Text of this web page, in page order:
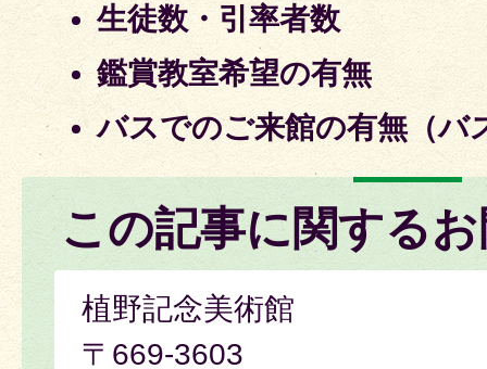
生徒数・引率者数
鑑賞教室希望の有無
バスでのご来館の有無（バ
この記事に関する
植野記念美術館
〒669-3603